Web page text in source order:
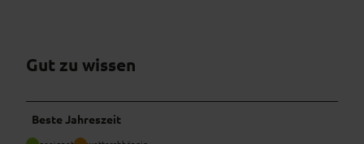
Gut zu wissen
Beste Jahreszeit